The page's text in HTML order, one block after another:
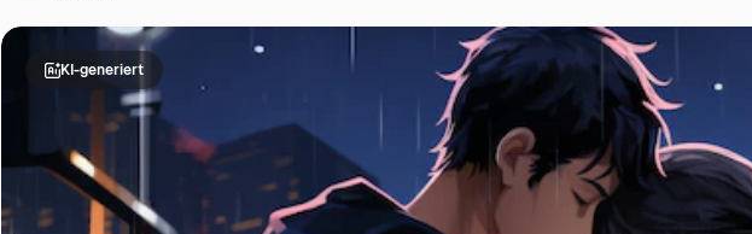
KI-generiert